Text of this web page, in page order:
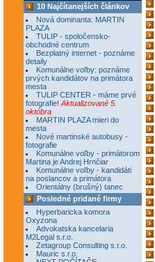
10 Najčítanejších článkov
Nová dominanta: MARTIN
PLAZA
TULIP - spoločensko-
obchodné centrum
Bezplatný internet - poznáme
detaily
Komunálne voľby: poznáme
prvých kandidátov na primátora
mesta
TULIP CENTER - máme prvé
fotografie! Aktualizované 5.
októbra
MARTIN PLAZA mieri do
mesta
Nové martinské autobusy -
fotografie
Komunálne voľby - primátorom
Martina je Andrej Hrnčiar
Komunálne voľby - kandidáti
na poslancov a primátora
Orientálny (brušný) tanec
Posledné pridané firmy
Hyperbaricka komora
Oxyzona
Advokatska kancelaria
M2Legal s.r.o.
Zetagroup Consulting s.r.o.
Mauric s.r.o.